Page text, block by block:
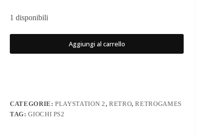
1 disponibili
Aggiungi al carrello
CATEGORIE:PLAYSTATION 2, RETRO,RETROGAMES
TAG:GIOCHI PS2